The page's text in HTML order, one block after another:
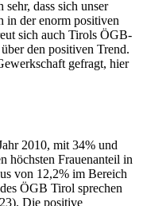
dass sich unser
in der enorm positiven
sich auch Tirols ÖGB-
über den positiven Trend.
gefragt, hier
2010, mit 34% und
höchsten Frauenanteil in
von 12,2% im Bereich
ÖGB Tirol sprechen
Die positive